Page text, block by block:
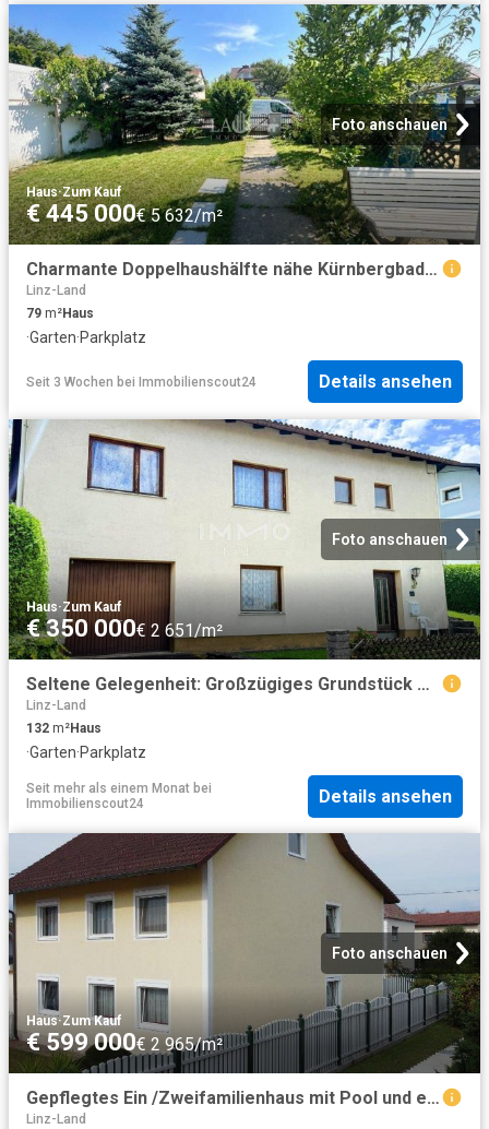
Foto anschauen
Haus·Zum Kauf
€ 445 000€ 5 632/m²
Charmante Doppelhaushälfte nähe Kürnbergbad Freibad Leonding
Linz-Land
79 m²Haus
·Garten·Parkplatz
Seit 3 Wochen bei Immobilienscout24 Details ansehen
Foto anschauen
Haus·Zum Kauf
€ 350 000€ 2 651/m²
Seltene Gelegenheit: Großzügiges Grundstück mit Einfamilienhaus
Linz-Land
132 m²Haus
·Garten·Parkplatz
Seit mehr als einem Monat bei
Immobilienscout24
Details ansehen
Foto anschauen
Haus·Zum Kauf
€ 599 000€ 2 965/m²
Gepflegtes Ein /Zweifamilienhaus mit Pool und eigenem Brunnen in Traun
Linz-Land